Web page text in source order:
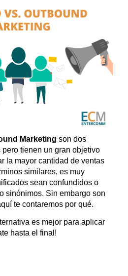
Marketing son dos
tienen un gran objetivo
la mayor cantidad de ventas
similares, es muy
sean confundidos o
sinónimos. Sin embargo son
te contaremos por qué.
es mejor para aplicar
hasta el final!